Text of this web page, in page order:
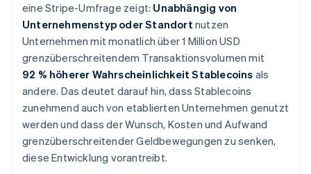
eine Stripe-Umfrage zeigt: Unabhängig von
Unternehmenstyp oder Standort nutzen
Unternehmen mit monatlich über 1 Million USD
grenzüberschreitendem Transaktionsvolumen mit
92 % höherer Wahrscheinlichkeit Stablecoins als
andere. Das deutet darauf hin, dass Stablecoins
zunehmend auch von etablierten Unternehmen genutzt
werden und dass der Wunsch, Kosten und Aufwand
grenzüberschreitender Geldbewegungen zu senken,
diese Entwicklung vorantreibt.